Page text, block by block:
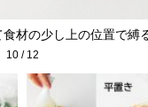
材の少し上の位置で縛
10/ 12